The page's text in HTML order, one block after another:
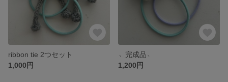
ribbon tie 2つセット
1,000円
﹆完成品﹆
1,200円